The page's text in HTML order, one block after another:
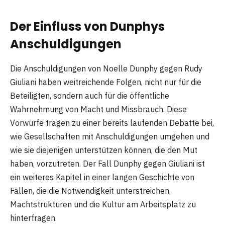
Der Einfluss von Dunphys
Anschuldigungen
Die Anschuldigungen von Noelle Dunphy gegen Rudy
Giuliani haben weitreichende Folgen, nicht nur für die
Beteiligten, sondern auch für die öffentliche
Wahrnehmung von Macht und Missbrauch. Diese
Vorwürfe tragen zu einer bereits laufenden Debatte bei,
wie Gesellschaften mit Anschuldigungen umgehen und
wie sie diejenigen unterstützen können, die den Mut
haben, vorzutreten. Der Fall Dunphy gegen Giuliani ist
ein weiteres Kapitel in einer langen Geschichte von
Fällen, die die Notwendigkeit unterstreichen,
Machtstrukturen und die Kultur am Arbeitsplatz zu
hinterfragen.